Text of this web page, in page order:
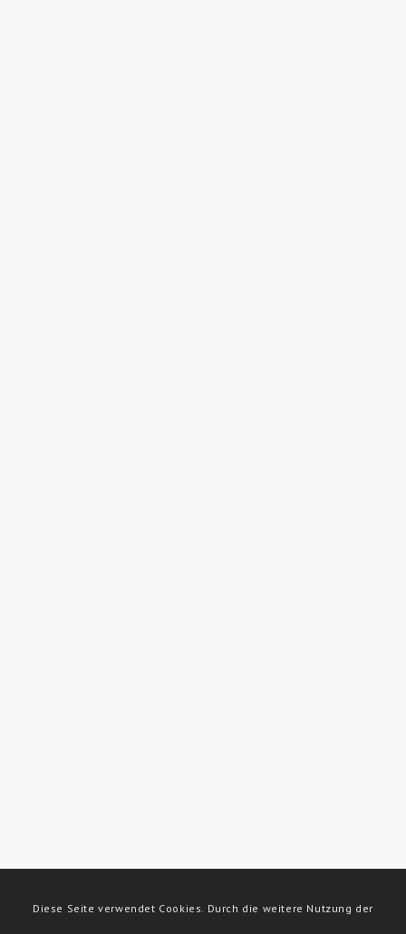
Diese Seite verwendet Cookies. Durch die weitere Nutzung der